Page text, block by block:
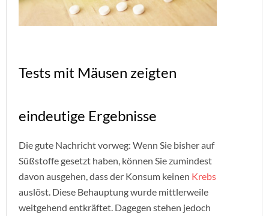
Tests mit Mäusen zeigten
eindeutige Ergebnisse
Die gute Nachricht vorweg: Wenn Sie bisher auf
Süßstoffe gesetzt haben, können Sie zumindest
davon ausgehen, dass der Konsum keinen Krebs
auslöst. Diese Behauptung wurde mittlerweile
weitgehend entkräftet. Dagegen stehen jedoch